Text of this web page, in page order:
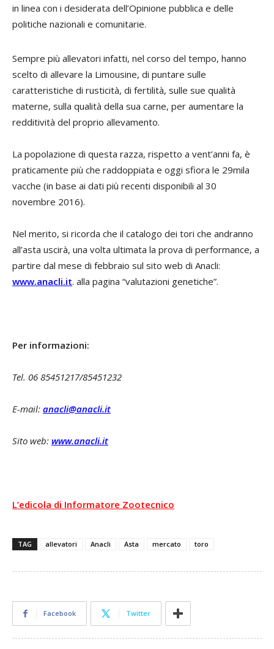
in linea con i desiderata dell’Opinione pubblica e delle
politiche nazionali e comunitarie.
Sempre più allevatori infatti, nel corso del tempo, hanno
scelto di allevare la Limousine, di puntare sulle
caratteristiche di rusticità, di fertilità, sulle sue qualità
materne, sulla qualità della sua carne, per aumentare la
redditività del proprio allevamento.
La popolazione di questa razza, rispetto a vent’anni fa, è
praticamente più che raddoppiata e oggi sfiora le 29mila
vacche (in base ai dati più recenti disponibili al 30
novembre 2016).
Nel merito, si ricorda che il catalogo dei tori che andranno
all’asta uscirà, una volta ultimata la prova di performance, a
partire dal mese di febbraio sul sito web di Anacli:
www.anacli.it. alla pagina “valutazioni genetiche”.
Per informazioni:
Tel. 06 85451217/85451232
E-mail: anacli@anacli.it
Sito web: www.anacli.it
L’edicola di Informatore Zootecnico
TAG allevatori Anacli Asta mercato toro
Facebook Twitter